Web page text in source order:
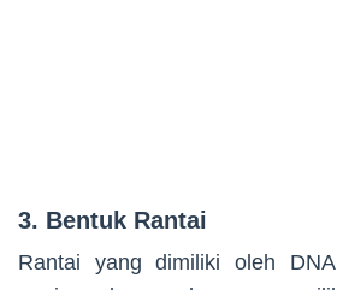
3. Bentuk Rantai
Rantai yang dimiliki oleh DNA